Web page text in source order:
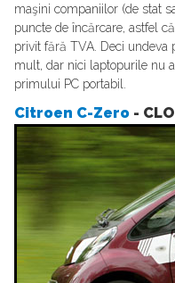
maşini companiilor (de stat
puncte de încărcare, astfel
privit fără TVA. Deci undeva
mult, dar nici laptopurile nu
primului PC portabil.
Citroen C-Zero -